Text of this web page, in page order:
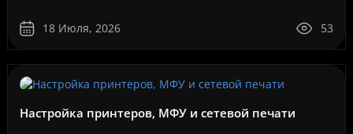
18 Июля, 2026
53
Настройка принтеров, МФУ и сетевой печати